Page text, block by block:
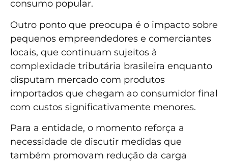
consumo popular.
Outro ponto que preocupa é o impacto sobre
pequenos empreendedores e comerciantes
locais, que continuam sujeitos à
complexidade tributária brasileira enquanto
disputam mercado com produtos
importados que chegam ao consumidor final
com custos significativamente menores.
Para a entidade, o momento reforça a
necessidade de discutir medidas que
também promovam redução da carga